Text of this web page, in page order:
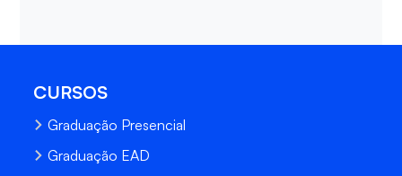
CURSOS
Graduação Presencial
Graduação EAD